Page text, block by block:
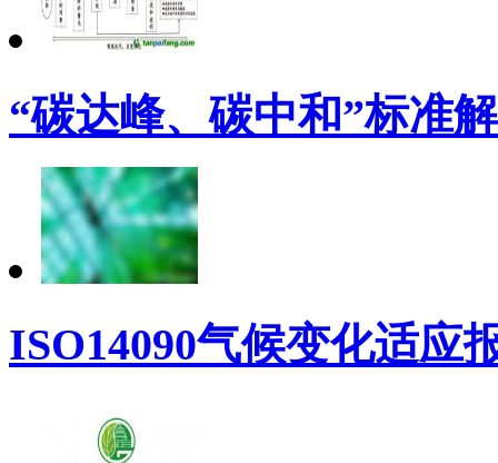
“碳达峰、碳中和”标准
ISO14090气候变化适应